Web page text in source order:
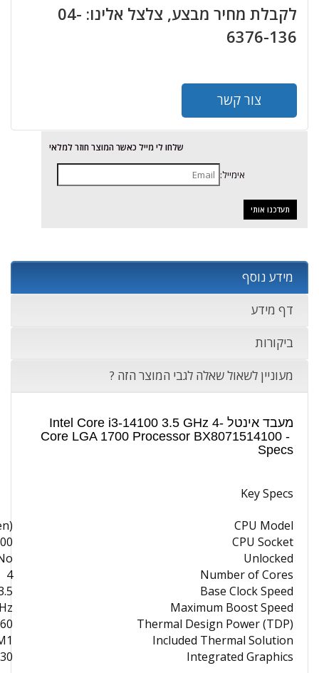
לקבלת מחיר מבצע, צלצל אלינו: 04-
6376-136
צור קשר
שלחו לי מייל כאשר המוצר חוזר למלאי
אימייל:
מידע נוסף
דף מידע
ביקורות
מעוניין לשאול שאלה לגבי המוצר הזה ?
מעבד אינטל Intel Core i3-14100 3.5 GHz 4-
Core LGA 1700 Processor BX8071514100 -
Specs
Key Specs
CPU Model
CPU Socket
Unlocked
Number of Cores
4
Base Clock Speed
GHz
Maximum Boost Speed
Thermal Design Power (TDP)
60 W
Included Thermal Solution
Integrated Graphics